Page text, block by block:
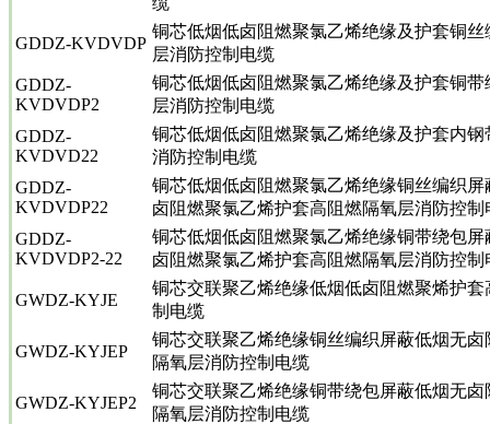
GDDZ-KVDVDP
铜芯低烟低卤阻燃聚氯乙烯绝缘及护套铜
层消防控制电缆
GDDZ-
KVDVDP2
铜芯低烟低卤阻燃聚氯乙烯绝缘及护套铜
层消防控制电缆
GDDZ-
KVDVD22
铜芯低烟低卤阻燃聚氯乙烯绝缘及护套内
消防控制电缆
GDDZ-
KVDVDP22
铜芯低烟低卤阻燃聚氯乙烯绝缘铜丝编织
卤阻燃聚氯乙烯护套高阻燃隔氧层消防控制
GDDZ-
KVDVDP2-22
铜芯低烟低卤阻燃聚氯乙烯绝缘铜带绕包
卤阻燃聚氯乙烯护套高阻燃隔氧层消防控制
GWDZ-KYJE
铜芯交联聚乙烯绝缘低烟低卤阻燃聚烯护
制电缆
GWDZ-KYJEP
铜芯交联聚乙烯绝缘铜丝编织屏蔽低烟无
隔氧层消防控制电缆
GWDZ-KYJEP2
铜芯交联聚乙烯绝缘铜带绕包屏蔽低烟无
隔氧层消防控制电缆